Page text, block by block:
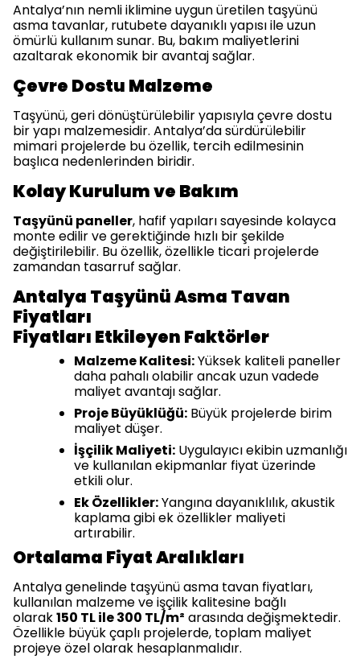
Antalya’nın nemli iklimine uygun üretilen taşyünü
asma tavanlar, rutubete dayanıklı yapısı ile uzun
ömürlü kullanım sunar. Bu, bakım maliyetlerini
azaltarak ekonomik bir avantaj sağlar.
Çevre Dostu Malzeme
Taşyünü, geri dönüştürülebilir yapısıyla çevre dostu
bir yapı malzemesidir. Antalya’da sürdürülebilir
mimari projelerde bu özellik, tercih edilmesinin
başlıca nedenlerinden biridir.
Kolay Kurulum ve Bakım
Taşyünü paneller, hafif yapıları sayesinde kolayca
monte edilir ve gerektiğinde hızlı bir şekilde
değiştirilebilir. Bu özellik, özellikle ticari projelerde
zamandan tasarruf sağlar.
Antalya Taşyünü Asma Tavan
Fiyatları
Fiyatları Etkileyen Faktörler
Malzeme Kalitesi:Yüksek kaliteli paneller
daha pahalı olabilir ancak uzun vadede
maliyet avantajı sağlar.
Proje Büyüklüğü: Büyük projelerde birim
maliyet düşer.
İşçilik Maliyeti: Uygulayıcı ekibin uzmanlığı
ve kullanılan ekipmanlar fiyat üzerinde
etkili olur.
Ek Özellikler:Yangına dayanıklılık, akustik
kaplama gibi ek özellikler maliyeti
artırabilir.
Ortalama Fiyat Aralıkları
Antalya genelinde taşyünü asma tavan fiyatları,
kullanılan malzeme ve işçilik kalitesine bağlı
olarak150 TL ile 300 TL/m² arasında değişmektedir.
Özellikle büyük çaplı projelerde, toplam maliyet
projeye özel olarak hesaplanmalıdır.